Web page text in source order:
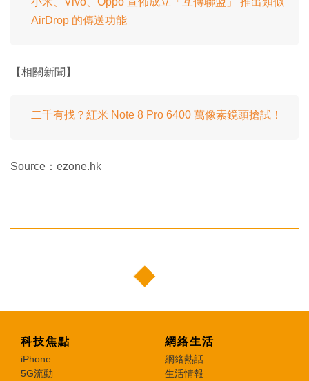
AirDrop 的傳送功能
【相關新聞】
二千有找？紅米 Note 8 Pro 6400 萬像素鏡頭搶試！
Source：ezone.hk
科技焦點
iPhone
5G流動
網絡生活
網絡熱話
生活情報